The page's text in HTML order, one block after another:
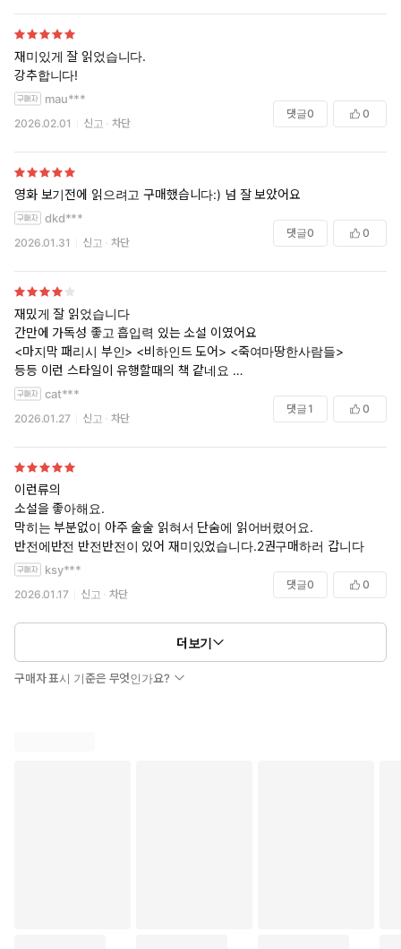
재미있게 잘 읽었습니다.
강추합니다!
mau***
2026.02.01 신고 차단
댓글0 0
영화 보기전에 읽으려고 구매했습니다:) 넘 잘 보았어요
dkd***
2026.01.31 신고 차단
댓글0 0
재밌게 잘 읽었습니다
간만에 가독성 좋고 흡입력 있는 소설 이였어요
<마지막 패리시 부인> <비하인드 도어> <죽여마땅한사람들>
등등 이런 스타일이 유행할때의 책 같네요
그래서 반전이 놀랍진 않았지만
제목을 하우스메이드가 아니라
밀리는 참지않아로 해야할듯 ㅋㅋㅋㅋ
다만
<죽여마땅한사람들>처럼
캐릭터성이 빛날 수 있는 스토리이자 소재였는데
cat***
2026.01.27 신고 차단
댓글 1 0
이런류의
소설을 좋아해요.
막히는 부분없이 아주 술술 읽혀서 단숨에 읽어버렸어요.
반전에반전 반전반전이 있어 재미있었습니다.2권구매하러 갑니다
ksy***
2026.01.17 신고 차단
댓글0 0
더보기
구매자 표시 기준은 무엇인가요?